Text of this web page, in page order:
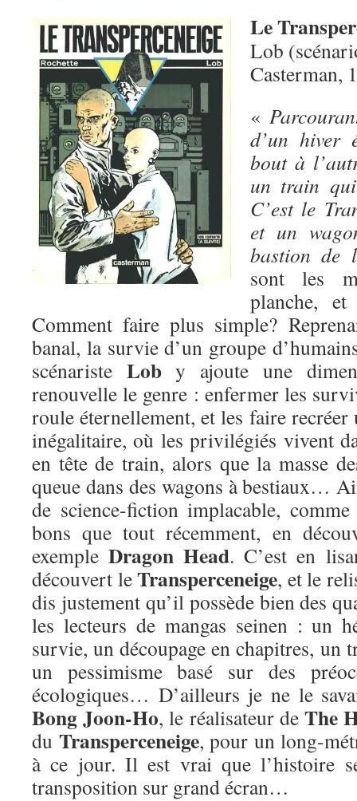
Le
Lob
Casterman,
«
d’un hiver
bout à
un train
C’est le
et un
bastion de
sont les
planche,
Comment faire plus simple?
banal, la survie d’un groupe
scénariste Loby ajoute une
renouvelle le genre : enfermer les
roule éternellement, et les faire recréer
inégalitaire, où les privilégiés vivent
en tête de train, alors que la masse
queue dans des wagons à bestiaux…
de science-fiction implacable,
bons que tout récemment, en
exempleDragon Head. C’est en
découvert leTransperceneige, et le
dis justement qu’il possède bien des
les lecteurs de mangas seinen : un
survie, un découpage en chapitres, un
un pessimisme basé sur des
écologiques… D’ailleurs je ne le
Bong Joon-Ho, le réalisateur deThe
du Transperceneige, pour un long-
à ce jour. Il est vrai que l’histoire
transposition sur grand écran…